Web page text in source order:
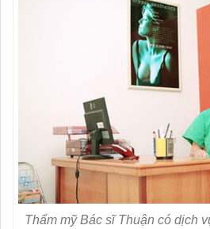
Thẩm mỹ Bác sĩ Thuận có dịch